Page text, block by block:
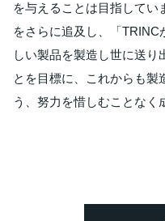
を与えることは目指してい
をさらに追及し、「
しい製品を製造し世に送り
とを目標に、これからも製
う、努力を惜しむことなく